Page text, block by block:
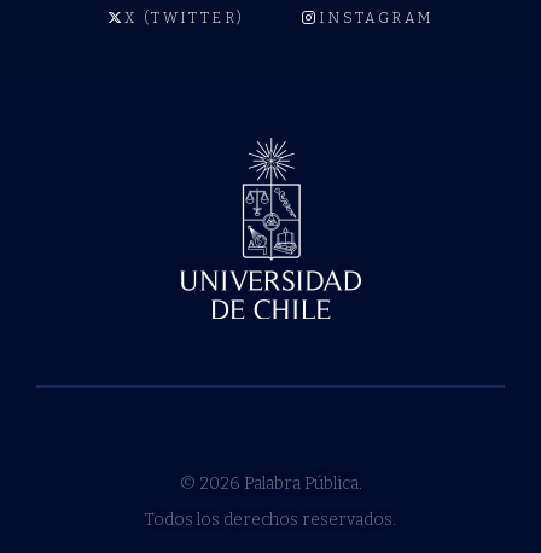
X (TWITTER) INSTAGRAM
© 2026 Palabra Pública.
Todos los derechos reservados.